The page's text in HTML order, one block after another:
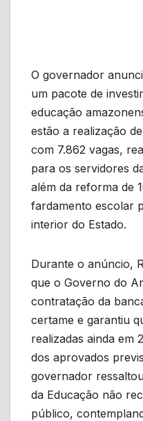
O governador
um pacote de
educação
estão a realização
com 7.862 vagas,
para os servidores
além da reforma de
fardamento escolar
interior do Estado.
Durante o anúncio,
que o Governo do
contratação da
certame e garantiu
realizadas ainda em
dos aprovados
governador
da Educação não
público,